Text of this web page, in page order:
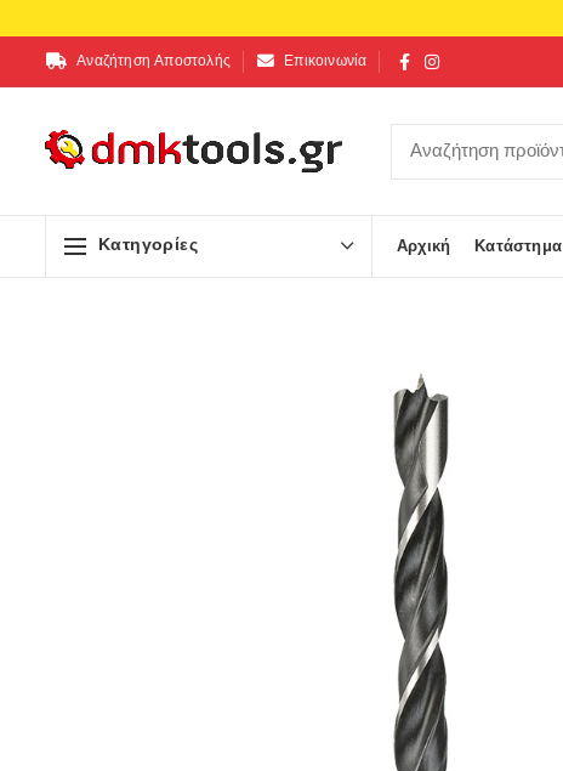
Αναζήτηση Αποστολής Επικοινωνία
Κατηγορίες Αρχική Κατάστημα